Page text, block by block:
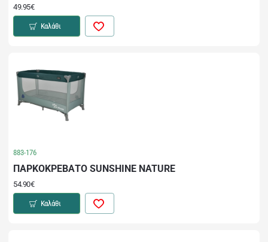
49.95€
Καλάθι
883-176
ΠΑΡΚΟΚΡΕΒΑΤΟ SUNSHINE NATURE
54.90€
Καλάθι